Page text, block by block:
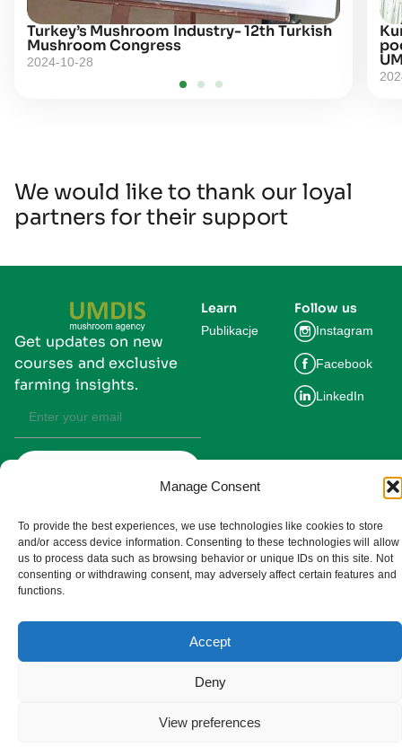
Manage Consent
To provide the best experiences, we use technologies like cookies to store
and/or access device information. Consenting to these technologies will allow
us to process data such as browsing behavior or unique IDs on this site. Not
consenting or withdrawing consent, may adversely affect certain features and
functions.
Accept
Deny
View preferences
Turkey’s Mushroom Industry- 12th Turkish
Mushroom Congress
2024-10-28
We would like to thank our loyal
partners for their support
Get updates on new
courses and exclusive
farming insights.
By subscribing you agree to our
Learn
Publikacje
Follow us
Instagram
Facebook
LinkedIn
© 2025 UMDIS. All rights reserved.
Privacy policy
Terms of service
Cookie settings